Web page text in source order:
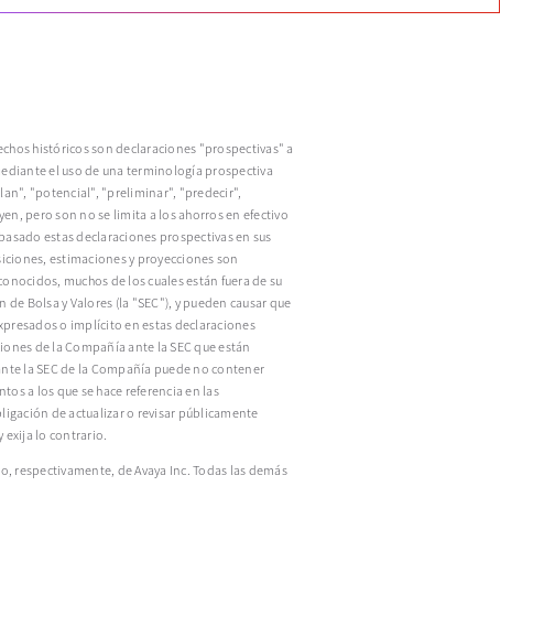
históricos son declaraciones "prospectivas" a
el uso de una terminología prospectiva
"potencial", "preliminar", "predecir",
pero son no se limita a los ahorros en efectivo
estas declaraciones prospectivas en sus
estimaciones y proyecciones son
muchos de los cuales están fuera de su
Bolsa y Valores (la "SEC"), y pueden causar que
o implícito en estas declaraciones
de la Compañía ante la SEC que están
la SEC de la Compañía puede no contener
a los que se hace referencia en las
de actualizar o revisar públicamente
lo contrario.
respectivamente, de Avaya Inc. Todas las demás